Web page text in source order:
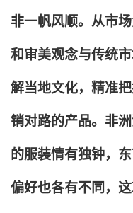
非一帆风顺。从市
和审美观念与传统
解当地文化，精准
销对路的产品。非
的服装情有独钟，
偏好也各有不同，